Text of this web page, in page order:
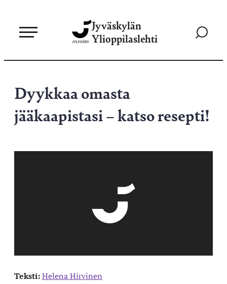
sisältöön
Jyväskylän
Ylioppilaslehti
Siirry
Dyykkaa omasta
jääkaapistasi – katso resepti!
Teksti:Helena Hirvinen